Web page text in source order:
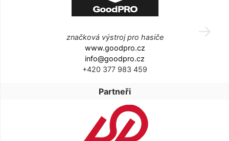
značková výstroj pro hasiče
www.goodpro.cz
info@goodpro.cz
+420 377 983 459
Partneři